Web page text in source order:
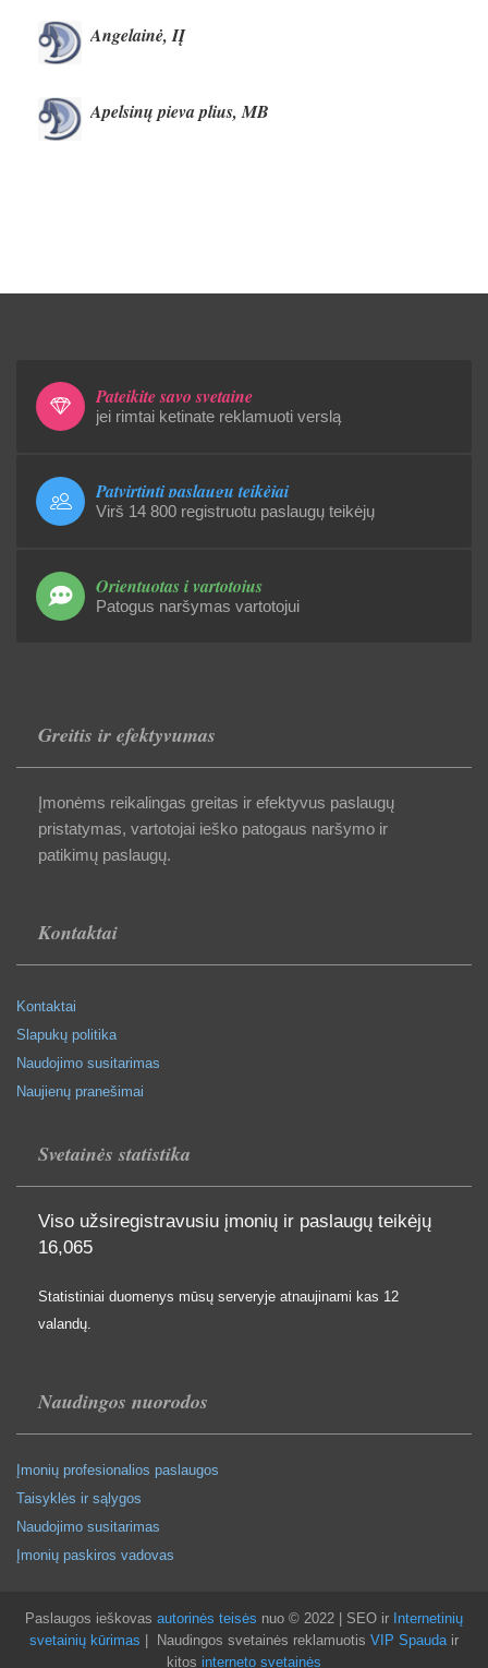
Angelainė, IĮ
Apelsinų pieva plius, MB
Pateikite savo svetainę
jei rimtai ketinate reklamuoti verslą
Patvirtinti paslaugų teikėjai
Virš 14 800 registruotu paslaugų teikėjų
Orientuotas į vartotojus
Patogus naršymas vartotojui
Greitis ir efektyvumas
Įmonėms reikalingas greitas ir efektyvus paslaugų
pristatymas, vartotojai ieško patogaus naršymo ir
patikimų paslaugų.
Kontaktai
Kontaktai
Slapukų politika
Naudojimo susitarimas
Naujienų pranešimai
Svetainės statistika
Viso užsiregistravusiu įmonių ir paslaugų teikėjų
16,065
Statistiniai duomenys mūsų serveryje atnaujinami kas 12
valandų.
Naudingos nuorodos
Įmonių profesionalios paslaugos
Taisyklės ir sąlygos
Naudojimo susitarimas
Įmonių paskiros vadovas
Paslaugos ieškovas autorinės teisės nuo © 2022 | SEO ir Internetinių
svetainių kūrimas | Naudingos svetainės reklamuotis VIP Spaudair
kitos interneto svetainės